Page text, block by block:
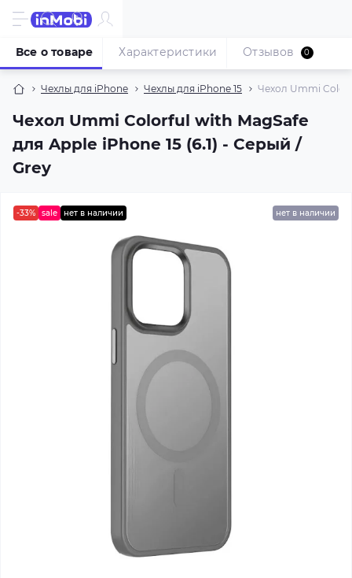
Чехлы для iPhone Чехлы для iPhone 15 Чехол Ummi
Чехол Ummi Colorful with MagSafe
для Apple iPhone 15 (6.1) - Серый /
Grey
Все о товаре Характеристики Отзывов 0
-33% sale нет в наличии нет в наличии